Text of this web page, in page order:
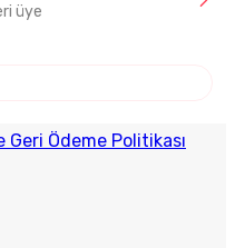
üye
Geri Ödeme Politikası